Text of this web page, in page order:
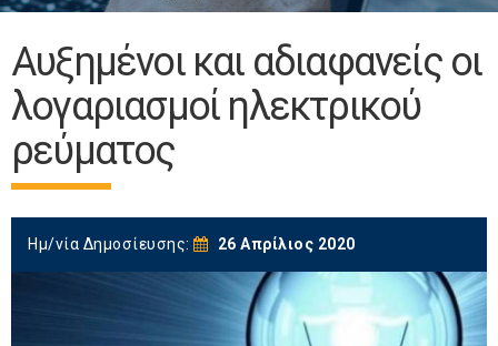
Αυξημένοι και αδιαφανείς οι
λογαριασμοί ηλεκτρικού
ρεύματος
Ημ/νία Δημοσίευσης: 26 Απρίλιος 2020